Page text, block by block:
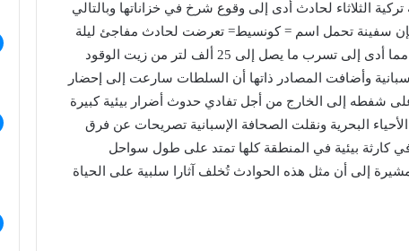
الثلاثاء لحادث أدى إلى وقوع شرخ في خزاناتها وبالتالي
سفينة تحمل اسم = كونسيط= تعرضت لحادث مفاجئ ليلة
أول أمس الثلاثاء تجلى في شرخ تعرض لها أحد خزاناتها مما أدى إلى تسرب ما يصل إلى 25 ألف لتر من زيت الوقود
وأضافت المصادر ذاتها أن السلطات سارعت إلى إحضار
شفطه إلى الخارج من أجل تفادي حدوث أضرار بيئية كبيرة
البحرية ونقلت الصحافة الإسبانية تصريحات عن فرق
كارثة بيئية في المنطقة كلها تمتد على طول سواحل
إلى أن مثل هذه الحوادث تُخلف آثارا سلبية على الحياة